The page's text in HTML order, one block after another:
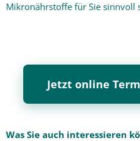
Mikronährstoffe für Sie sinnvoll
Jetzt online
Was Sie auch interessieren